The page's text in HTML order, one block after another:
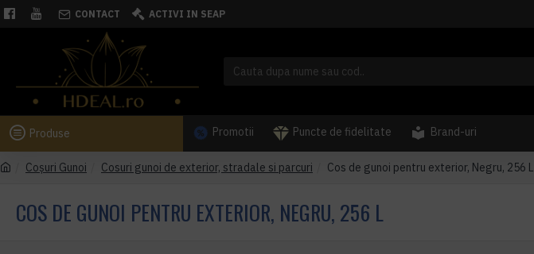
CONTACT ACTIVI IN SEAP
Produse Promotii Puncte de fidelitate Brand-uri
Coşuri Gunoi Cosuri gunoi de exterior, stradale si parcuri Cos de gunoi pentru exterior, Negru, 256 L
COS DE GUNOI PENTRU EXTERIOR, NEGRU, 256 L